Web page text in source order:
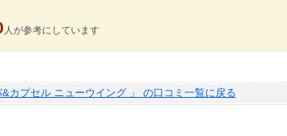
人が参考にしています
&カプセル ニューウイング 」 の口コミ一覧に戻る